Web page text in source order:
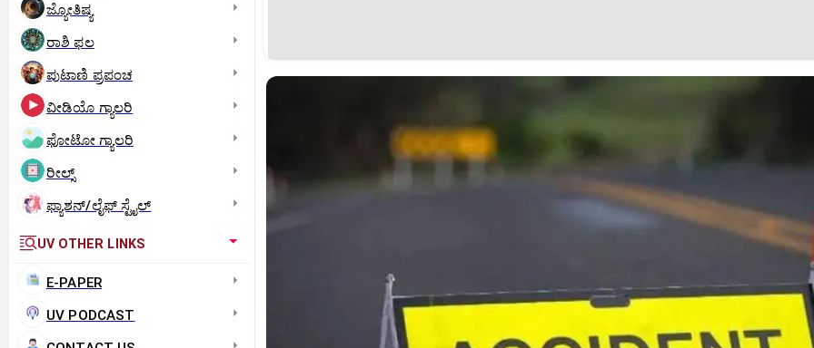
ಜ್ಯೋತಿಷ್ಯ
ರಾಶಿ ಫಲ
ಪುಟಾಣಿ ಪ್ರಪಂಚ
ವೀಡಿಯೊ ಗ್ಯಾಲರಿ
ಫೋಟೋ ಗ್ಯಾಲರಿ
ರೀಲ್ಸ್
ಫ್ಯಾಶನ್/ಲೈಫ್‌ ಸ್ಟೈಲ್
UV OTHER LINKS
E-PAPER
UV PODCAST